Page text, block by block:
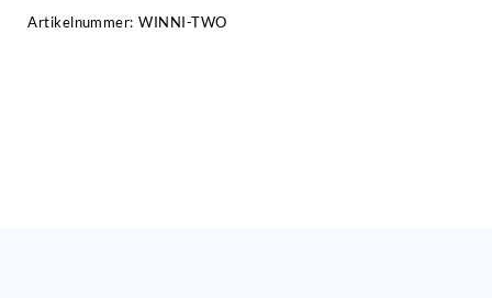
Artikelnummer: WINNI-TWO